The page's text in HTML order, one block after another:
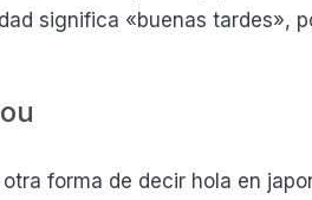
significa «buenas tardes»,
otra forma de decir hola en